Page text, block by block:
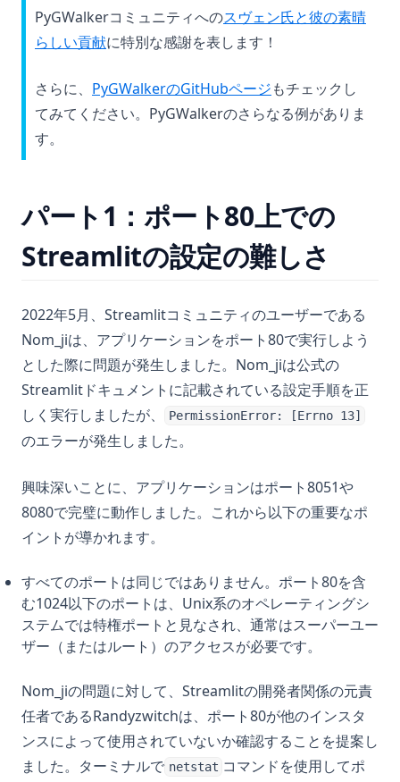
PyGWalkerコミュニティへのスヴェン氏と彼の素晴
らしい貢献(opens in a new tab)
に特別な感謝を表します！
さらに、 PyGWalkerのGitHubページ(opens in a new
もチェックし
てみてください。PyGWalkerのさらなる例がありま
す。
パート1：ポート80上での
Streamlitの設定の難しさ
2022年5月、Streamlitコミュニティのユーザーである
Nom_jiは、アプリケーションをポート80で実行しよう
とした際に問題が発生しました。Nom_jiは公式の
Streamlitドキュメントに記載されている設定手順を正
しく実行しましたが、
PermissionError: [Errno 13]
のエラーが発生しました。
興味深いことに、アプリケーションはポート8051や
8080で完璧に動作しました。これから以下の重要なポ
イントが導かれます。
すべてのポートは同じではありません。ポート80を含
む1024以下のポートは、Unix系のオペレーティングシ
ステムでは特権ポートと見なされ、通常はスーパーユー
ザー（またはルート）のアクセスが必要です。
Nom_jiの問題に対して、Streamlitの開発者関係の元責
任者であるRandyzwitchは、ポート80が他のインスタ
ンスによって使用されていないか確認することを提案し
ました。ターミナルで netstat コマンドを使用してポ